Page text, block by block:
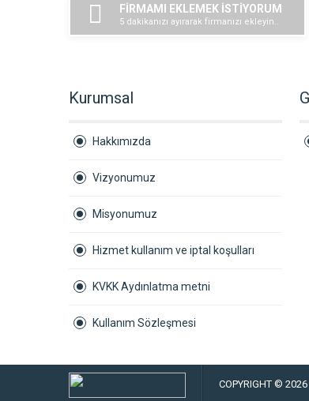
FİRMAMI EKLEMEK İSTİYORUM
5 dakikanızı ayırarak firmanızı ekleyin..
Kurumsal
Hakkımızda
Vizyonumuz
Misyonumuz
Hizmet kullanım ve iptal koşulları
KVKK Aydınlatma metni
Kullanım Sözleşmesi
COPYRIGHT ©